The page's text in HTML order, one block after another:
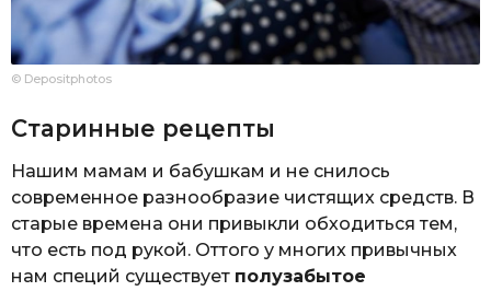
© Depositphotos
Старинные рецепты
Нашим мамам и бабушкам и не снилось
современное разнообразие чистящих средств. В
старые времена они привыкли обходиться тем,
что есть под рукой. Оттого у многих привычных
нам специй существует полузабытое